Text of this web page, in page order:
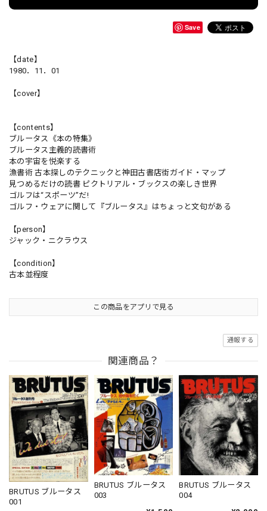
Save
【date】
1980．11．01
【cover】
【contents】
ブルータス《本の特集》
ブルータス主義的読書術
本の宇宙を悦楽する
漁書術 古本探しのテクニックと神田古書店街ガイド・マップ
見つめるだけの読書 ピクトリアル・ブックスの楽しき世界
ゴルフは“スポーツ”だ!
ゴルフ・ウェアに関して『ブルータス』はちょっと文句がある
【person】
ジャック・ニクラウス
【condition】
古本並程度
この商品をアプリで見る
通報する
関連商品？
BRUTUS ブルータス
001
BRUTUS ブルータス
003
BRUTUS ブルータス
004